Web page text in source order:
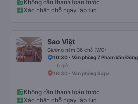
Không cần thanh toán trước
Xác nhận chỗ ngay lập tức
Sao Việt
Giường nằm 36 chỗ (WC)
10:30 • Văn phòng 7 Phạm Văn Đồng
6 giờ
16:30 • Văn phòng Sapa
Không cần thanh toán trước
Xác nhận chỗ ngay lập tức